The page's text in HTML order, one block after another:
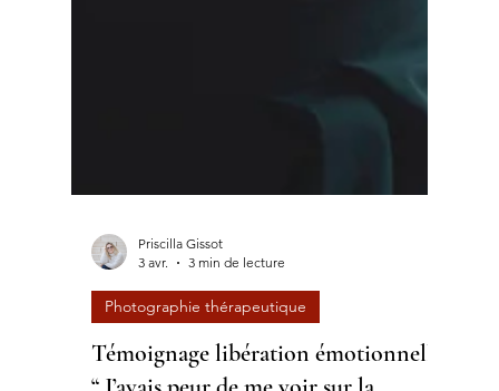
Priscilla Gissot
3 avr.
3 min de lecture
Photographie thérapeutique